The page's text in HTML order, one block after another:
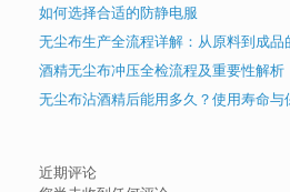
如何选择合适的防静电服
无尘布生产全流程详解：从原料到成品
酒精无尘布冲压全检流程及重要性解析
无尘布沾酒精后能用多久？使用寿命与
近期评论